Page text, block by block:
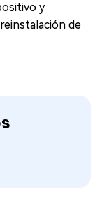
y
de